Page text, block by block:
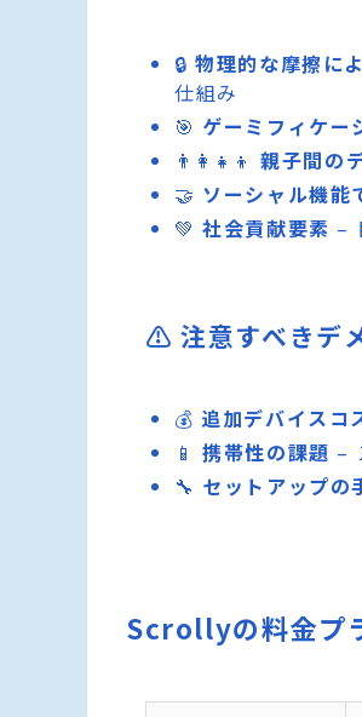
🔒物理的な摩擦に
仕組み
🎯 ゲーミフィケー
👨‍👩‍👧‍👦親子間の
🤝 ソーシャル機能
💚社会貢献要素 –
⚠️ 注意すべきデ
💰 追加デバイスコ
📱携帯性の課題 –
🔧 セットアップの
Scrollyの料金プ